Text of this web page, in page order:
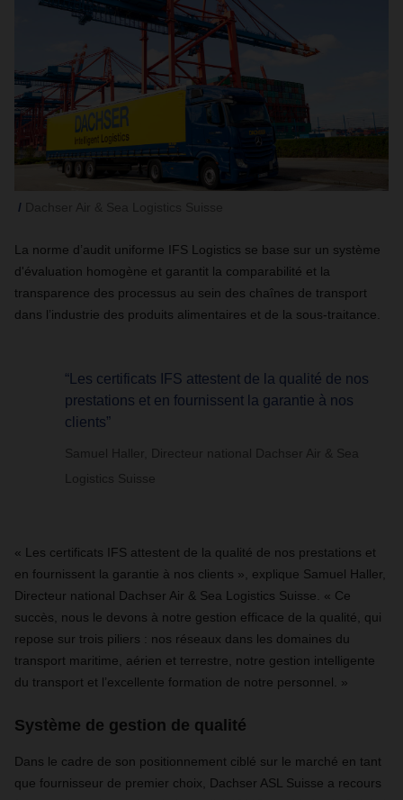
La norme d’audit uniforme IFS Logistics se base sur un système
d'évaluation homogène et garantit la comparabilité et la
transparence des processus au sein des chaînes de transport
dans l’industrie des produits alimentaires et de la sous-traitance.
“Les certificats IFS attestent de la qualité de nos
prestations et en fournissent la garantie à nos
clients”
Samuel Haller, Directeur national Dachser Air & Sea
Logistics Suisse
« Les certificats IFS attestent de la qualité de nos prestations et
en fournissent la garantie à nos clients », explique Samuel Haller,
Directeur national Dachser Air & Sea Logistics Suisse. « Ce
succès, nous le devons à notre gestion efficace de la qualité, qui
repose sur trois piliers : nos réseaux dans les domaines du
transport maritime, aérien et terrestre, notre gestion intelligente
du transport et l’excellente formation de notre personnel. »
Système de gestion de qualité
Dans le cadre de son positionnement ciblé sur le marché en tant
que fournisseur de premier choix, Dachser ASL Suisse a recours